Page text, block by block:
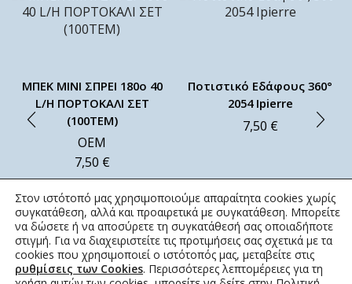
ΜΠΕΚ ΜΙΝΙ ΣΠΡΕΙ 180ο 40
L/H ΠΟΡΤΟΚΑΛΙ ΣΕΤ
(100ΤΕΜ)
ΟΕΜ
7,50 €
Ποτιστικό Εδάφους 360°
2054 Ipierre
7,50 €
Στον ιστότοπό μας χρησιμοποιούμε απαραίτητα cookies χωρίς
συγκατάθεση, αλλά και προαιρετικά με συγκατάθεση. Μπορείτε
να δώσετε ή να αποσύρετε τη συγκατάθεσή σας οποιαδήποτε
στιγμή. Για να διαχειριστείτε τις προτιμήσεις σας σχετικά με τα
cookies που χρησιμοποιεί ο ιστότοπός μας, μεταβείτε στις
ρυθμίσεις των Cookies. Περισσότερες λεπτομέρειες για τη